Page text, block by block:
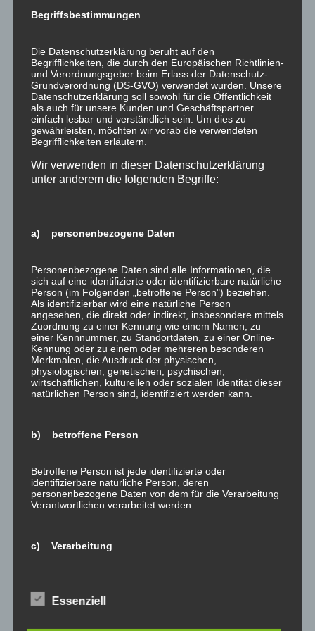
Februar 2023
Januar 2023
Dezember 2022
November 2022
Oktober 2022
Juli 2022
April 2022
Februar 2022
Januar 2022
Dezember 2021
November 2021
Oktober 2021
September 2021
Mai 2021
April 2021
März 2021
Oktober 2020
August 2020
Begriffsbestimmungen
Die Datenschutzerklärung beruht auf den
Begrifflichkeiten, die durch den Europäischen Richtlinien-
und Verordnungsgeber beim Erlass der Datenschutz-
Grundverordnung (DS-GVO) verwendet wurden. Unsere
Datenschutzerklärung soll sowohl für die Öffentlichkeit
als auch für unsere Kunden und Geschäftspartner
einfach lesbar und verständlich sein. Um dies zu
gewährleisten, möchten wir vorab die verwendeten
Begrifflichkeiten erläutern.
Wir verwenden in dieser Datenschutzerklärung
unter anderem die folgenden Begriffe:
a) personenbezogene Daten
Personenbezogene Daten sind alle Informationen, die
sich auf eine identifizierte oder identifizierbare natürliche
Person (im Folgenden „betroffene Person") beziehen.
Als identifizierbar wird eine natürliche Person
angesehen, die direkt oder indirekt, insbesondere mittels
Zuordnung zu einer Kennung wie einem Namen, zu
einer Kennnummer, zu Standortdaten, zu einer Online-
Kennung oder zu einem oder mehreren besonderen
Merkmalen, die Ausdruck der physischen,
physiologischen, genetischen, psychischen,
wirtschaftlichen, kulturellen oder sozialen Identität dieser
natürlichen Person sind, identifiziert werden kann.
b) betroffene Person
Betroffene Person ist jede identifizierte oder
identifizierbare natürliche Person, deren
personenbezogene Daten von dem für die Verarbeitung
Verantwortlichen verarbeitet werden.
c) Verarbeitung
Verfahren ausgeführte Vorgang oder jede solche
Vorgangsreihe im Zusammenhang mit
Erfassen, die Organisation, das Ordnen, die
Essenziell